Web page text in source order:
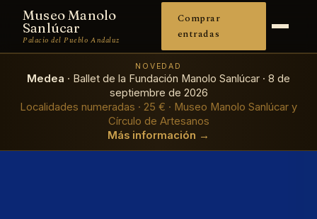
Museo Manolo
Sanlúcar
Palacio del Pueblo Andaluz
Comprar
entradas
NOVEDAD
Medea · Ballet de la Fundación Manolo Sanlúcar · 8 de
septiembre de 2026
Localidades numeradas · 25 € · Museo Manolo Sanlúcar y
Círculo de Artesanos
Más información →